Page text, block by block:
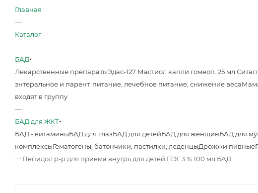
Главная
—
Каталог
—
БАД
Лекарственные препаратыЭдас-127 Мастиол капли гомеоп. 25 мл
энтеральное и парент. питание, лечебное питание, снижение веса
входят в группу
—
БАД для ЖКТ
БАД - витаминыБАД для глазБАД для детейБАД для женщинБАД для
комплексыГематогены, батончики, пастилки, леденцыДрожжи пивные
—Пепидол р-р для приема внутрь для детей ПЭГ 3 % 100 мл БАД